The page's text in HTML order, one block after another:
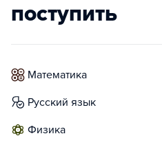
поступить
математика
русский язык
физика